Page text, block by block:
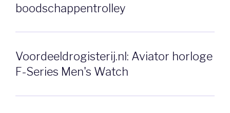
boodschappentrolley
Voordeeldrogisterij.nl: Aviator horloge
F-Series Men's Watch